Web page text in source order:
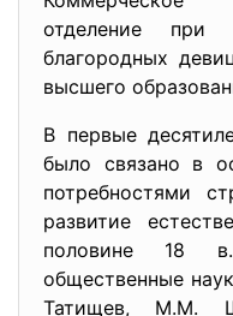
отделение при
благородных
высшего
В первые
было связано в
потребностями
развитие
половине 18 в.
общественные
Татищев, М.М.